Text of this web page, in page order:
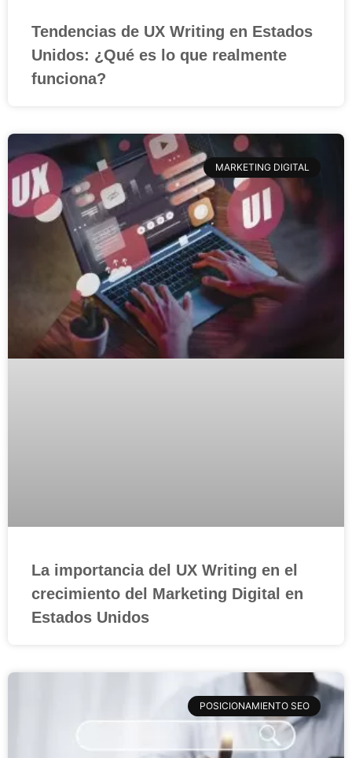
Tendencias de UX Writing en Estados
Unidos: ¿Qué es lo que realmente
funciona?
MARKETING DIGITAL
La importancia del UX Writing en el
crecimiento del Marketing Digital en
Estados Unidos
POSICIONAMIENTO SEO